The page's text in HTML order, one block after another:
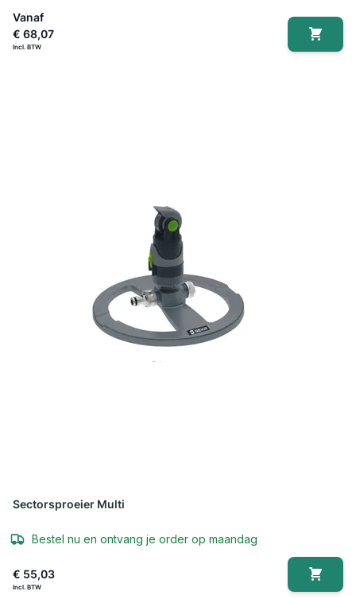
Vanaf
€ 68,07
Sectorsproeier Multi
Bestel nu en ontvang je order op maandag
€ 55,03